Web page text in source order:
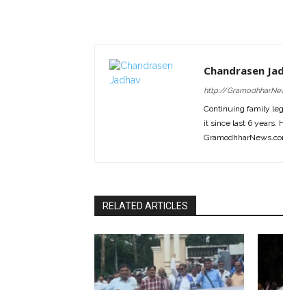
Chandrasen
http://
Continuing family
it since last 6 years.
RELATED ARTICLES